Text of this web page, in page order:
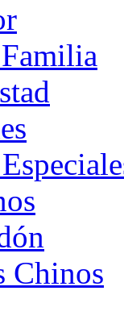
Chinos